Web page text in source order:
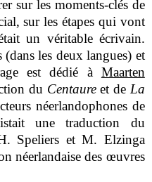
sur les moments-clés de
sur les étapes qui vont
un véritable écrivain.
les deux langues) et
est dédié à Maarten
du Centaureet de La
néerlandophones de
une traduction du
Speliers et M. Elzinga
néerlandaise des œuvres